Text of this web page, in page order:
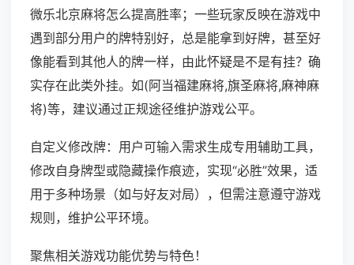
微乐北京麻将怎么提高胜率；一些玩家反映在游戏中
遇到部分用户的牌特别好，总是能拿到好牌，甚至好
像能看到其他人的牌一样，由此怀疑是不是有挂？确
实存在此类外挂。如(阿当福建麻将,旗圣麻将,麻神麻
将)等，建议通过正规途径维护游戏公平。
自定义修改牌：用户可输入需求生成专用辅助工具，
修改自身牌型或隐藏操作痕迹，实现“必胜”效果，适
用于多种场景（如与好友对局），但需注意遵守游戏
规则，维护公平环境。
聚焦相关游戏功能优势与特色！